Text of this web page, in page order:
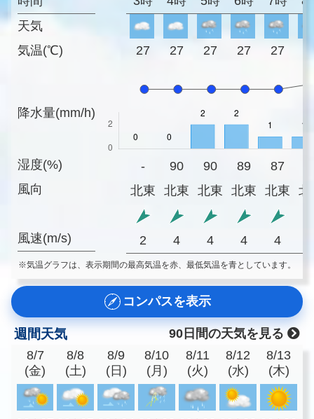
天気
気温(℃)
降水量(mm/h)
湿度(%)
風向
風速(m/s)
27 27 27 27 27
- 90 90 89 87
北東
北東 北東 北東 北東 北
2 4 4 4 4
※気温グラフは、表示期間の最高気温を赤、最低気温を青としています。
コンパスを表示
週間天気
90日間の天気を見る
8/7
(金)
8/8
(土)
8/9
(日)
8/10
(月)
8/11
(火)
8/12
(水)
8/13
(木)